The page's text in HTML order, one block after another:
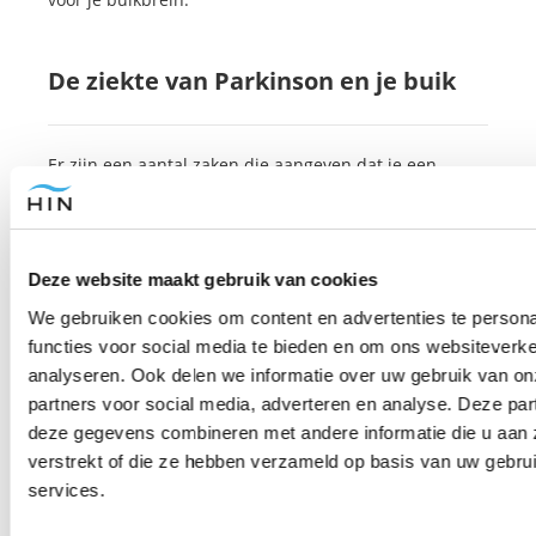
Deze website maakt gebruik van cookies
We gebruiken cookies om content en advertenties te
functies voor social media te bieden en om ons
analyseren. Ook delen we informatie over uw gebruik van
partners voor social media, adverteren en analyse. Deze
deze gegevens combineren met andere informatie die u aan
verstrekt of die ze hebben verzameld op basis van uw
services.
De ziekte van Parkinson en je buik
Er zijn een aantal zaken die aangeven dat je een
grotere kans hebt op de ontwikkeling van Parkinson
namelijk depressie en constipatie. In ieder geval 1 van
de boel niet meer goed verder “duwt”. Dit kan zelfs al
meer dan 10 jaar voordat je de diagnose van
Parkinson krijgt aan de gang zijn.
Nieuw bewijs geeft zelfs aan dat bepaalde signalen
van het buikbrein naar de nervus vagus en het
algehele zenuwstelsel een indicatie zijn van Parkinson
en dat juist de signalen van het buikbrein veranderd